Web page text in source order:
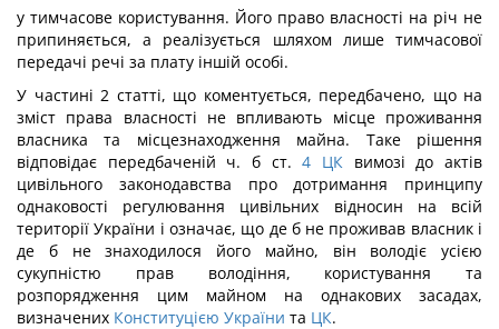
у тимчасове користування. Його право власності на річ не
припиняється, а реалізується шляхом лише тимчасової
передачі речі за плату іншій особі.
У частині 2 статті, що коментується, передбачено, що на
зміст права власності не впливають місце проживання
власника та місцезнаходження майна. Таке рішення
відповідає передбаченій ч. б ст. 4 ЦК вимозі до актів
цивільного законодавства про дотримання принципу
однаковості регулювання цивільних відносин на всій
території України і означає, що де б не проживав власник і
де б не знаходилося його майно, він володіє усією
сукупністю прав володіння, користування та
розпорядження цим майном на однакових засадах,
визначених Конституцією України та ЦК.